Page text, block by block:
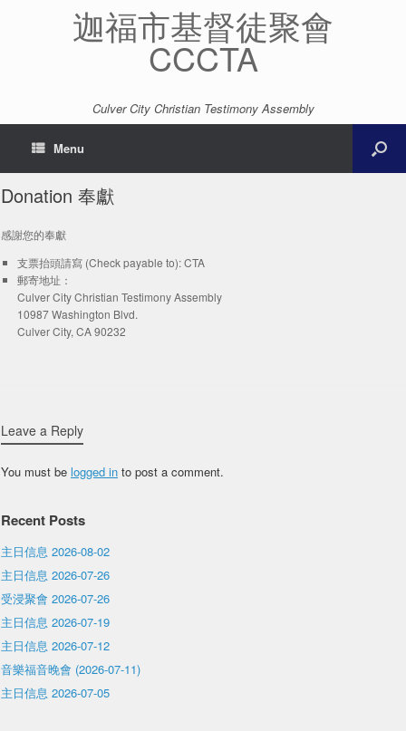
迦福市基督徒聚會
CCCTA
Culver City Christian Testimony Assembly
Menu
Donation 奉獻
感謝您的奉獻
支票抬頭請寫 (Check payable to): CTA
郵寄地址：
Culver City Christian Testimony Assembly
10987 Washington Blvd.
Culver City, CA 90232
Leave a Reply
You must be logged in to post a comment.
Recent Posts
主日信息 2026-08-02
主日信息 2026-07-26
受浸聚會 2026-07-26
主日信息 2026-07-19
主日信息 2026-07-12
音樂福音晚會 (2026-07-11)
主日信息 2026-07-05